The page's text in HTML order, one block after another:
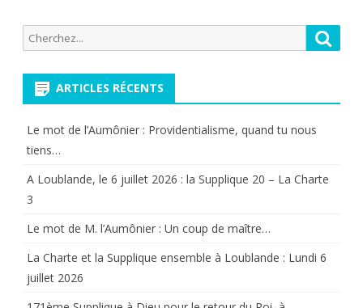
Recherche
pour:
ARTICLES RÉCENTS
Le mot de l’Aumônier : Providentialisme, quand tu nous
tiens…
A Loublande, le 6 juillet 2026 : la Supplique 20 – La Charte
3
Le mot de M. l’Aumônier : Un coup de maître…
La Charte et la Supplique ensemble à Loublande : Lundi 6
juillet 2026